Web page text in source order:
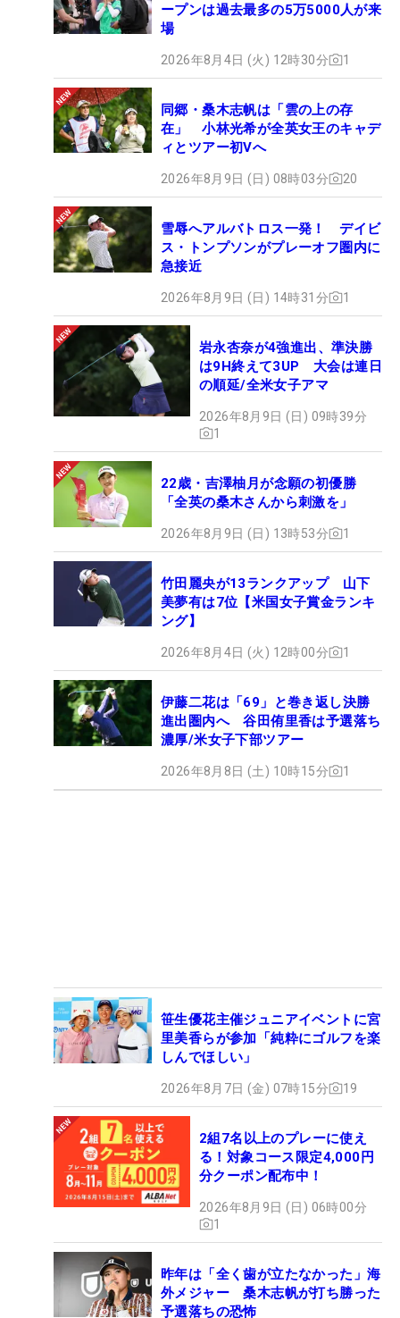
ープンは過去最多の5万5000人が来
場
2026年8月4日 (火) 12時30分 1
同郷・桑木志帆は「雲の上の存
在」 小林光希が全英女王のキャデ
ィとツアー初Vへ
2026年8月9日 (日) 08時03分 20
雪辱へアルバトロス一発！ デイビ
ス・トンプソンがプレーオフ圏内に
急接近
2026年8月9日 (日) 14時31分 1
岩永杏奈が4強進出、準決勝
は9H終えて3UP 大会は連日
の順延/全米女子アマ
2026年8月9日 (日) 09時39分
1
22歳・吉澤柚月が念願の初優勝
「全英の桑木さんから刺激を」
2026年8月9日 (日) 13時53分 1
竹田麗央が13ランクアップ 山下
美夢有は7位【米国女子賞金ランキ
ング】
2026年8月4日 (火) 12時00分 1
伊藤二花は「69」と巻き返し決勝
進出圏内へ 谷田侑里香は予選落ち
濃厚/米女子下部ツアー
2026年8月8日 (土) 10時15分 1
笹生優花主催ジュニアイベントに宮
里美香らが参加「純粋にゴルフを楽
しんでほしい」
2026年8月7日 (金) 07時15分 19
2組7名以上のプレーに使え
る！対象コース限定4,000円
分クーポン配布中！
2026年8月9日 (日) 06時00分
1
昨年は「全く歯が立たなかった」海
外メジャー 桑木志帆が打ち勝った
予選落ちの恐怖